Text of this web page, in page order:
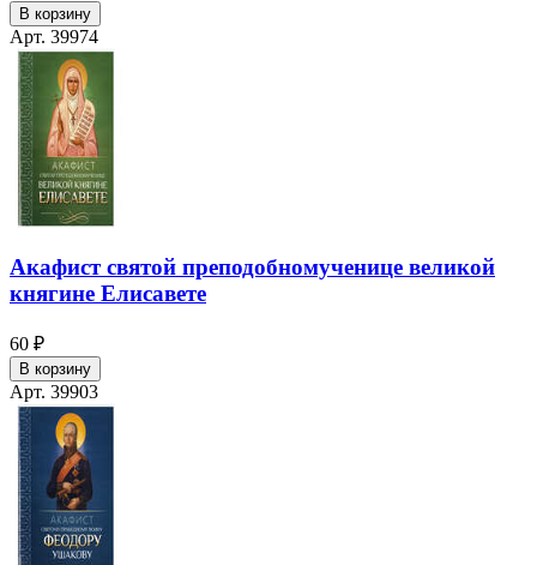
В корзину
Арт. 39974
Акафист святой преподобномученице великой
княгине Елисавете
60 ₽
В корзину
Арт. 39903